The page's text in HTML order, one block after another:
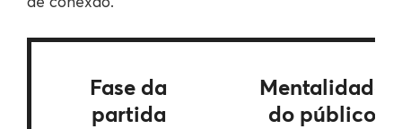
Fase da
partida
Mentalidade
do público